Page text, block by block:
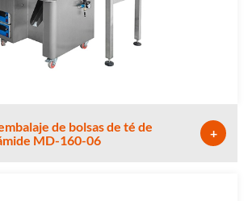
de bolsas de té de
MD-160-06
+